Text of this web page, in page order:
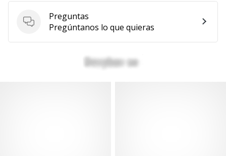
Mostrar
todos
los
Preguntas
Preguntas
Pregúntanos lo que quieras